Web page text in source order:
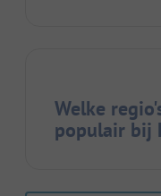
Welke
populair bij